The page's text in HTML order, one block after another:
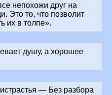
непохожи друг на
Это то, что позволит
их в толпе».
душу, а хорошее
— Без разбора